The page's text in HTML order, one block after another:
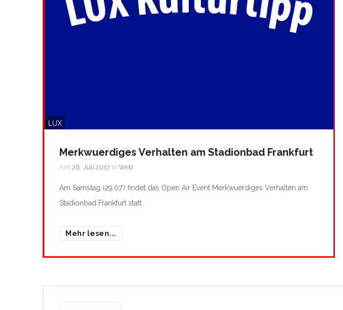
LUX
Merkwuerdiges Verhalten am Stadionbad Frankfurt
Am 28. Juli 2017 in Web
Am Samstag (29.07.) findet das Open Air Event Merkwuerdiges Verhalten am
Stadionbad Frankfurt statt.
Mehr lesen...